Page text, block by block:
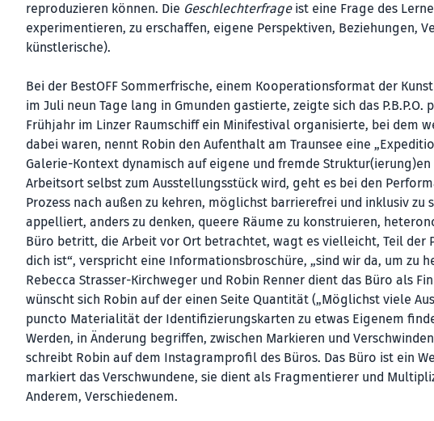
reproduzieren können. Die Geschlechterfrageist eine Frage des
experimentieren, zu erschaffen, eigene Perspektiven, Beziehungen,
künstlerische).
Bei der BestOFF Sommerfrische, einem Kooperationsformat der
im Juli neun Tage lang in Gmunden gastierte, zeigte sich das
Frühjahr im Linzer Raumschiff ein Minifestival organisierte, bei dem
dabei waren, nennt Robin den Aufenthalt am Traunsee eine
Galerie-Kontext dynamisch auf eigene und fremde
Arbeitsort selbst zum Ausstellungsstück wird, geht es bei den
Prozess nach außen zu kehren, möglichst barrierefrei und inklusiv zu
appelliert, anders zu denken, queere Räume zu konstruieren,
Büro betritt, die Arbeit vor Ort betrachtet, wagt es vielleicht, Teil der
dich ist“, verspricht eine Informationsbroschüre, „sind wir da, um zu
Rebecca Strasser-Kirchweger und Robin Renner dient das Büro als
wünscht sich Robin auf der einen Seite Quantität („Möglichst viele
puncto Materialität der Identifizierungskarten zu etwas Eigenem
Werden, in Änderung begriffen, zwischen Markieren und
schreibt Robin auf dem Instagramprofil des Büros. Das Büro ist ein
markiert das Verschwundene, sie dient als Fragmentierer und
Anderem, Verschiedenem.